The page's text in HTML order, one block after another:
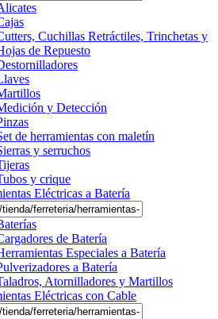
Cuchillas Retráctiles, Trinchetas y
de Repuesto
y Detección
de herramientas con maletín
y serruchos
y crique
Eléctricas a Batería
de Batería
Especiales a Batería
a Batería
Atornilladores y Martillos
Eléctricas con Cable